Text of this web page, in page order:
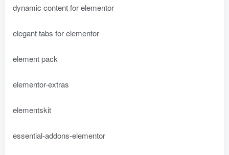
dynamic content for elementor
elegant tabs for elementor
element pack
elementor-extras
elementskit
essential-addons-elementor